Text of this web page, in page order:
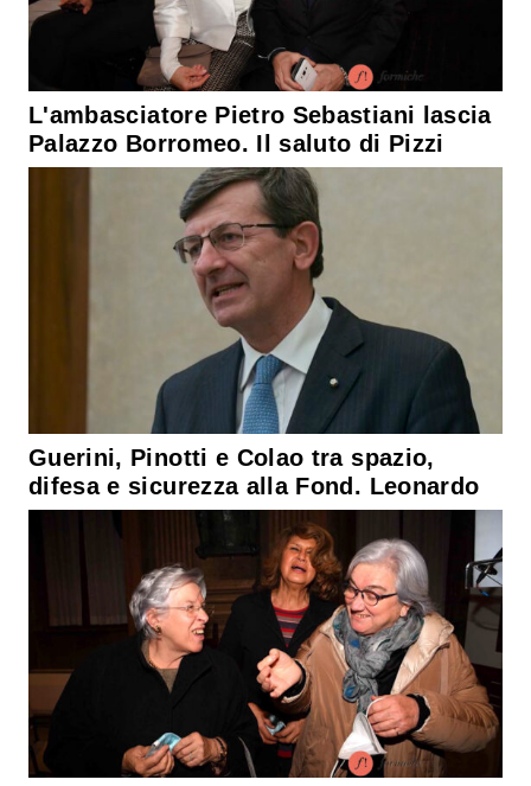
L'ambasciatore Pietro Sebastiani lascia
Palazzo Borromeo. Il saluto di Pizzi
Guerini, Pinotti e Colao tra spazio,
difesa e sicurezza alla Fond. Leonardo